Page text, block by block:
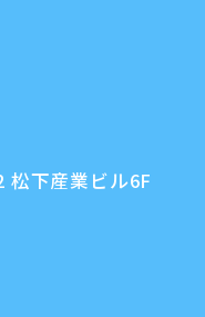
松下産業ビル6F